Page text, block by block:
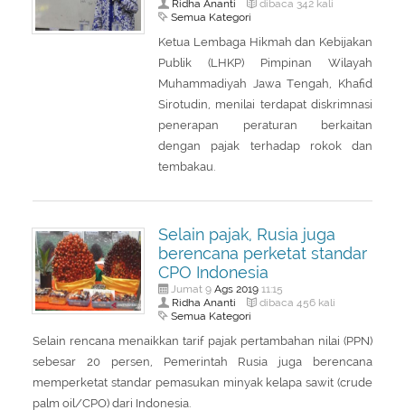
Ridha Ananti dibaca 342 kali
Semua Kategori
Ketua Lembaga Hikmah dan Kebijakan
Publik (LHKP) Pimpinan Wilayah
Muhammadiyah Jawa Tengah, Khafid
Sirotudin, menilai terdapat diskrimnasi
penerapan peraturan berkaitan
dengan pajak terhadap rokok dan
tembakau.
Selain pajak, Rusia juga
berencana perketat standar
CPO Indonesia
Jumat 9 Ags 201911:15
Ridha Ananti dibaca 456 kali
Semua Kategori
Selain rencana menaikkan tarif pajak pertambahan nilai (PPN)
sebesar 20 persen, Pemerintah Rusia juga berencana
memperketat standar pemasukan minyak kelapa sawit (crude
palm oil/CPO) dari Indonesia.